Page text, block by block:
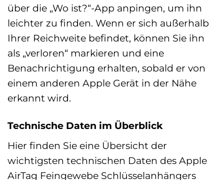
über die „Wo ist?“-App anpingen, um ihn
leichter zu finden. Wenn er sich außerhalb
Ihrer Reichweite befindet, können Sie ihn
als „verloren“ markieren und eine
Benachrichtigung erhalten, sobald er von
einem anderen Apple Gerät in der Nähe
erkannt wird.
Technische Daten im Überblick
Hier finden Sie eine Übersicht der
wichtigsten technischen Daten des Apple
AirTag Feingewebe Schlüsselanhängers